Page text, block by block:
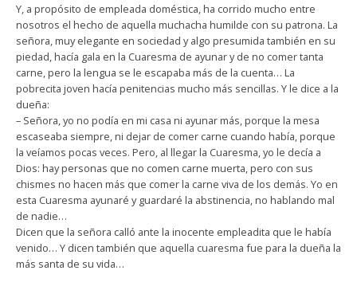
Y, a propósito de empleada doméstica, ha corrido mucho entre
nosotros el hecho de aquella muchacha humilde con su patrona. La
señora, muy elegante en sociedad y algo presumida también en su
piedad, hacía gala en la Cuaresma de ayunar y de no comer tanta
carne, pero la lengua se le escapaba más de la cuenta… La
pobrecita joven hacía penitencias mucho más sencillas. Y le dice a la
dueña:
– Señora, yo no podía en mi casa ni ayunar más, porque la mesa
escaseaba siempre, ni dejar de comer carne cuando había, porque
la veíamos pocas veces. Pero, al llegar la Cuaresma, yo le decía a
Dios: hay personas que no comen carne muerta, pero con sus
chismes no hacen más que comer la carne viva de los demás. Yo en
esta Cuaresma ayunaré y guardaré la abstinencia, no hablando mal
de nadie…
Dicen que la señora calló ante la inocente empleadita que le había
venido… Y dicen también que aquella cuaresma fue para la dueña la
más santa de su vida…